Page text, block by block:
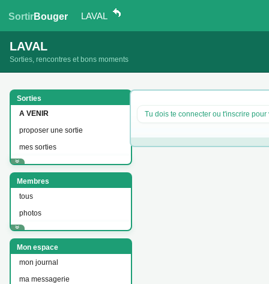
SortirBouger LAVAL
LAVAL
Sorties, rencontres et bons moments
Sorties
A VENIR
proposer une sortie
mes sorties
Membres
tous
photos
Mon espace
mon journal
ma messagerie
Tu dois te connecter ou t'inscrire